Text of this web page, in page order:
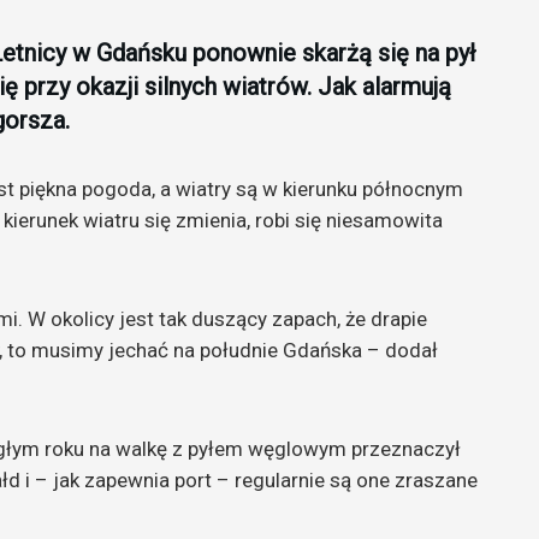
w Gdańsku ponownie skarżą się na pył
przy okazji silnych wiatrów. Jak alarmują
pogoda, a wiatry są w kierunku północnym
wiatru się zmienia, robi się niesamowita
W okolicy jest tak duszący zapach, że drapie
musimy jechać na południe Gdańska – dodał
roku na walkę z pyłem węglowym przeznaczył
i – jak zapewnia port – regularnie są one zraszane